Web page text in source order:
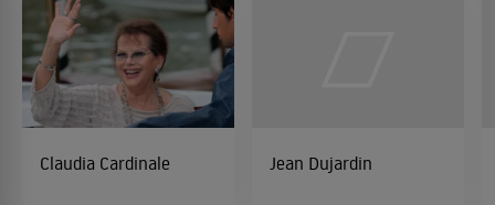
Claudia Cardinale Jean Dujardin